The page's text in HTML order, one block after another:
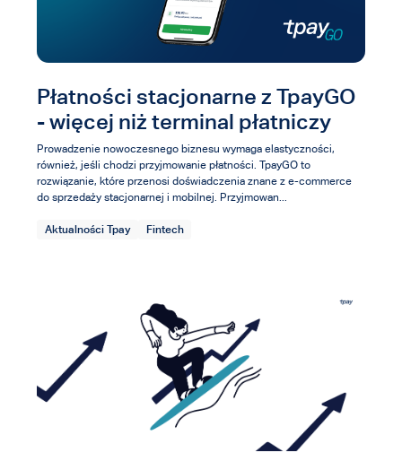
Płatności stacjonarne z TpayGO
- więcej niż terminal płatniczy
Prowadzenie nowoczesnego biznesu wymaga elastyczności,
również, jeśli chodzi przyjmowanie płatności. TpayGO to
rozwiązanie, które przenosi doświadczenia znane z e-commerce
do sprzedaży stacjonarnej i mobilnej. Przyjmowan...
Aktualności Tpay Fintech